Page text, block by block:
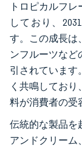
トロピカルフ
しており、
す。この成長は
ンフルーツな
引されています
く共鳴してお
料が消費者の受
伝統的な製品を
アンドクリーム